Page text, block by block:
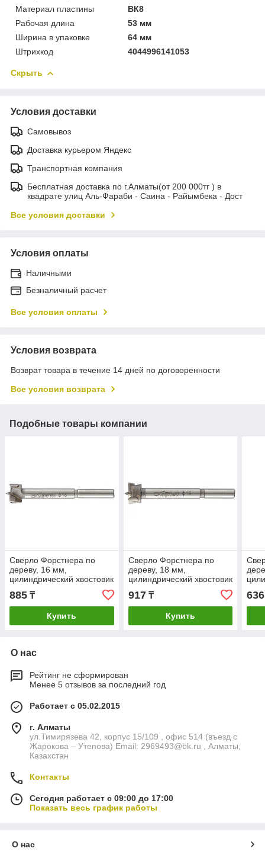
Материал пластины
ВК8
Рабочая длина
53 мм
Ширина в упаковке
64 мм
Штрихкод
4044996141053
Скрыть
Условия доставки
Самовывоз
Доставка курьером Яндекс
Транспортная компания
Бесплатная доставка по г.Алматы(от 200 000тг ) в
квадрате улиц Аль-Фараби - Саина - Райымбека - Дост
Все условия доставки
Условия оплаты
Наличными
Безналичный расчет
Все условия оплаты
Условия возврата
Возврат товара в течение 14 дней по договоренности
Все условия возврата
Подобные товары компании
Сверло Форстнера по
дереву, 16 мм,
цилиндрический хвостовик
Сибртех
885 ₸
Купить
Сверло Форстнера по
дереву, 18 мм,
цилиндрический хвостовик
Сибртех
917₸
Купить
636
О нас
Рейтинг не сформирован
Менее 5 отзывов за последний год
Работает с 05.02.2015
г. Алматы
ул.Тимирязева 42, корпус 15/109 , офис 514 (въезд с
Жарокова – Утепова) Email: 2969493@bk.ru , Алматы,
Казахстан
Контакты
Сегодня работает с 09:00 до 17:00
Показать весь график работы
О нас